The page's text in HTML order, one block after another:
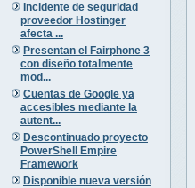
Incidente de seguridad
proveedor Hostinger
afecta ...
Presentan el Fairphone 3
con diseño totalmente
mod...
Cuentas de Google ya
accesibles mediante la
autent...
Descontinuado proyecto
PowerShell Empire
Framework
Disponible nueva versión